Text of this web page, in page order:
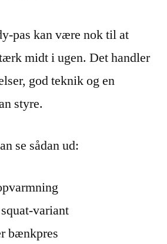
pas kan være nok til at
midt i ugen. Det handler
god teknik og en
styre.
se sådan ud:
variant
bænkpres